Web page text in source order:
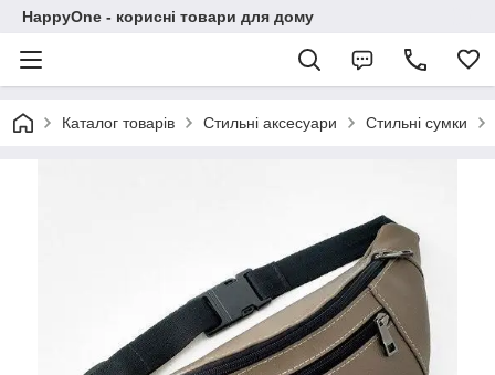
HappyOne - корисні товари для дому
Каталог товарів Стильні аксесуари Стильні сумки